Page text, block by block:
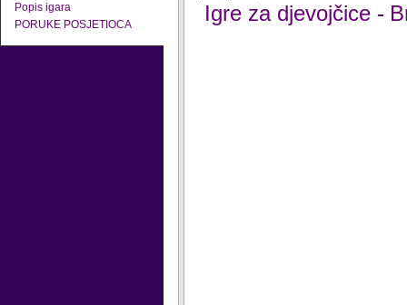
Popis igara
PORUKE POSJETIOCA
Igre za djevojčice -